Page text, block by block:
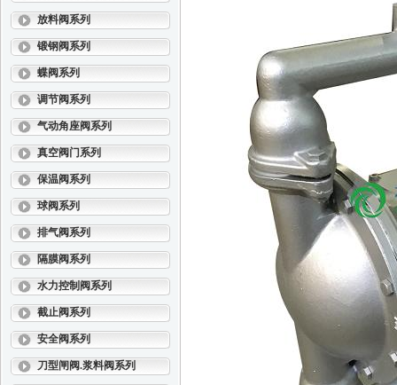
放料阀系列
锻钢阀系列
蝶阀系列
调节阀系列
气动角座阀系列
真空阀门系列
保温阀系列
球阀系列
排气阀系列
隔膜阀系列
水力控制阀系列
截止阀系列
安全阀系列
刀型闸阀.浆料阀系列